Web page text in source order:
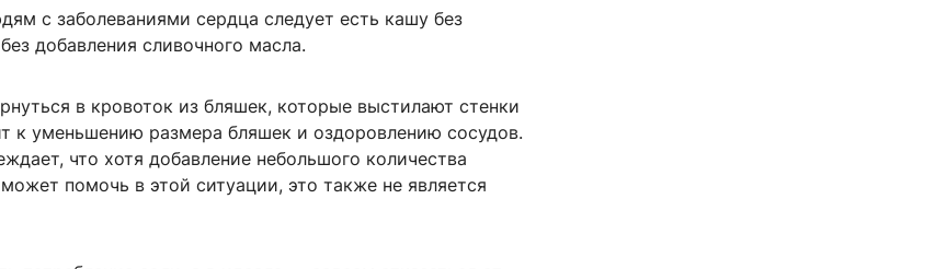
с заболеваниями сердца следует есть кашу без
добавления сливочного масла.
в кровоток из бляшек, которые выстилают стенки
к уменьшению размера бляшек и оздоровлению сосудов.
что хотя добавление небольшого количества
помочь в этой ситуации, это также не является